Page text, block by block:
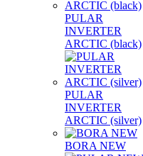
PULAR
INVERTER
ARCTIC (black)
PULAR
INVERTER
ARCTIC (silver)
BORA NEW